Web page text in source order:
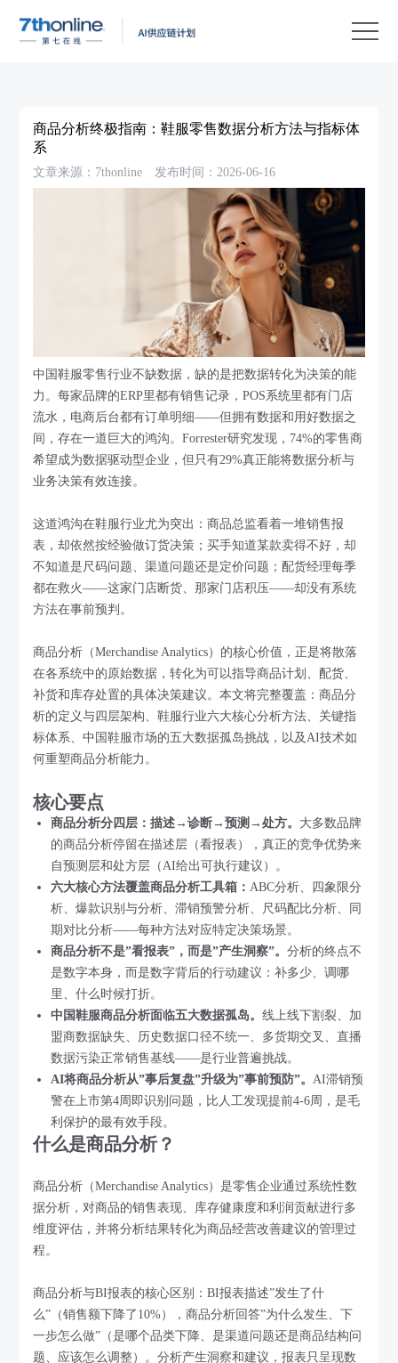
商品分析终极指南：鞋服零售数据分析方法与指标体
系
文章来源：7thonline 发布时间：2026-06-16
中国鞋服零售行业不缺数据，缺的是把数据转化为决策的能
力。每家品牌的ERP里都有销售记录，POS系统里都有门店
流水，电商后台都有订单明细——但拥有数据和用好数据之
间，存在一道巨大的鸿沟。Forrester研究发现，74%的零售商
希望成为数据驱动型企业，但只有29%真正能将数据分析与
业务决策有效连接。
这道鸿沟在鞋服行业尤为突出：商品总监看着一堆销售报
表，却依然按经验做订货决策；买手知道某款卖得不好，却
不知道是尺码问题、渠道问题还是定价问题；配货经理每季
都在救火——这家门店断货、那家门店积压——却没有系统
方法在事前预判。
商品分析（Merchandise Analytics）的核心价值，正是将散落
在各系统中的原始数据，转化为可以指导商品计划、配货、
补货和库存处置的具体决策建议。本文将完整覆盖：商品分
析的定义与四层架构、鞋服行业六大核心分析方法、关键指
标体系、中国鞋服市场的五大数据孤岛挑战，以及AI技术如
何重塑商品分析能力。
核心要点
商品分析分四层：描述→诊断→预测→处方。 大多数品牌
的商品分析停留在描述层（看报表），真正的竞争优势来
自预测层和处方层（AI给出可执行建议）。
六大核心方法覆盖商品分析工具箱：ABC分析、四象限分
析、爆款识别与分析、滞销预警分析、尺码配比分析、同
期对比分析——每种方法对应特定决策场景。
商品分析不是”看报表”，而是”产生洞察”。分析的终点不
是数字本身，而是数字背后的行动建议：补多少、调哪
里、什么时候打折。
中国鞋服商品分析面临五大数据孤岛。线上线下割裂、加
盟商数据缺失、历史数据口径不统一、多货期交叉、直播
数据污染正常销售基线——是行业普遍挑战。
AI将商品分析从”事后复盘”升级为”事前预防”。AI滞销预
警在上市第4周即识别问题，比人工发现提前4-6周，是毛
利保护的最有效手段。
什么是商品分析？
商品分析（Merchandise Analytics）是零售企业通过系统性数
据分析，对商品的销售表现、库存健康度和利润贡献进行多
维度评估，并将分析结果转化为商品经营改善建议的管理过
程。
商品分析与BI报表的核心区别：BI报表描述”发生了什
么”（销售额下降了10%），商品分析回答”为什么发生、下
一步怎么做”（是哪个品类下降、是渠道问题还是商品结构问
题、应该怎么调整）。分析产生洞察和建议，报表只呈现数